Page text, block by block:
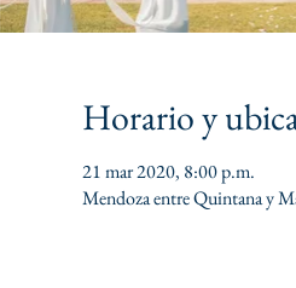
Horario y
21 mar 2020, 8:00 p.m.
Mendoza entre Quintana y